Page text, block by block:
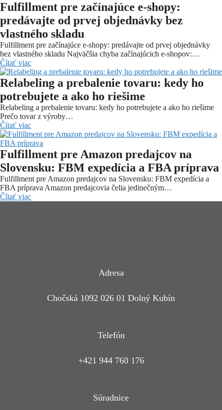
Fulfillment pre začínajúce e-shopy:
predávajte od prvej objednávky bez
vlastného skladu
Fulfillment pre začínajúce e-shopy: predávajte od prvej objednávky
bez vlastného skladu Najväčšia chyba začínajúcich e-shopov:…
Čítať viac
Relabeling a prebalenie tovaru: kedy ho
potrebujete a ako ho riešime
Relabeling a prebalenie tovaru: kedy ho potrebujete a ako ho riešime
Prečo tovar z výroby…
Čítať viac
Fulfillment pre Amazon predajcov na
Slovensku: FBM expedícia a FBA príprava
Fulfillment pre Amazon predajcov na Slovensku: FBM expedícia a
FBA príprava Amazon predajcovia čelia jedinečným…
Čítať viac
Adresa
Chočská 1092 026 01 Dolný Kubín
Telefón
+421 944 760 176
Súradnice